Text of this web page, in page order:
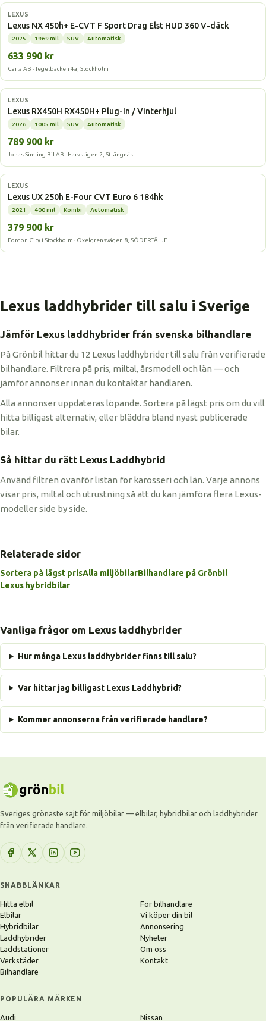
Laddhybrid
LEXUS
Lexus NX 450h+ E-CVT F Sport Drag Elst HUD 360 V-däck
2025 1969 mil SUV Automatisk
633 990 kr
Carla AB · Tegelbacken 4a, Stockholm
Laddhybrid
LEXUS
Lexus RX450H RX450H+ Plug-In / Vinterhjul
2026 1005 mil SUV Automatisk
789 900 kr
Jonas Simling Bil AB · Harvstigen 2, Strängnäs
Laddhybrid
LEXUS
Lexus UX 250h E-Four CVT Euro 6 184hk
2021 400 mil Kombi Automatisk
379 900 kr
Fordon City i Stockholm · Oxelgrensvägen 8, SÖDERTÄLJE
Lexus laddhybrider till salu i Sverige
Jämför Lexus laddhybrider från svenska bilhandlare
På Grönbil hittar du 12 Lexus laddhybrider till salu från verifierade
bilhandlare. Filtrera på pris, miltal, årsmodell och län — och
jämför annonser innan du kontaktar handlaren.
Alla annonser uppdateras löpande. Sortera på lägst pris om du vill
hitta billigast alternativ, eller bläddra bland nyast publicerade
bilar.
Så hittar du rätt Lexus Laddhybrid
Använd filtren ovanför listan för karosseri och län. Varje annons
visar pris, miltal och utrustning så att du kan jämföra flera Lexus-
modeller side by side.
Relaterade sidor
Sortera på lägst prisAlla miljöbilarBilhandlare på Grönbil
Lexus hybridbilar
Vanliga frågor om Lexus laddhybrider
Hur många Lexus laddhybrider finns till salu?
Var hittar jag billigast Lexus Laddhybrid?
Kommer annonserna från verifierade handlare?
Sveriges grönaste sajt för miljöbilar — elbilar, hybridbilar och laddhybrider
från verifierade handlare.
SNABBLÄNKAR
Hitta elbil
Elbilar
Hybridbilar
Laddhybrider
Laddstationer
Verkstäder
Bilhandlare
För bilhandlare
Vi köper din bil
Annonsering
Nyheter
Om oss
Kontakt
POPULÄRA MÄRKEN
Audi Nissan